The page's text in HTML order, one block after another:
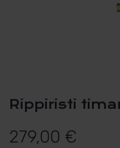
Rippiristi
279,00 €